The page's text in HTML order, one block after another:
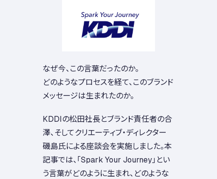
なぜ今、この言葉だったのか。
どのようなプロセスを経て、このブランド
メッセージは生まれたのか。
KDDIの松田社長とブランド責任者の合
澤、そしてクリエーティブ・ディレクター
磯島氏による座談会を実施しました。本
記事では、「Spark Your Journey」とい
う言葉がどのように生まれ、どのような